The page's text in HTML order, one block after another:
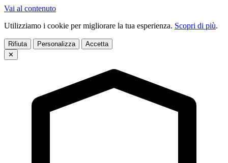
Vai al contenuto
Utilizziamo i cookie per migliorare la tua esperienza. Scopri di più.
Rifiuta Personalizza
Accetta
✕